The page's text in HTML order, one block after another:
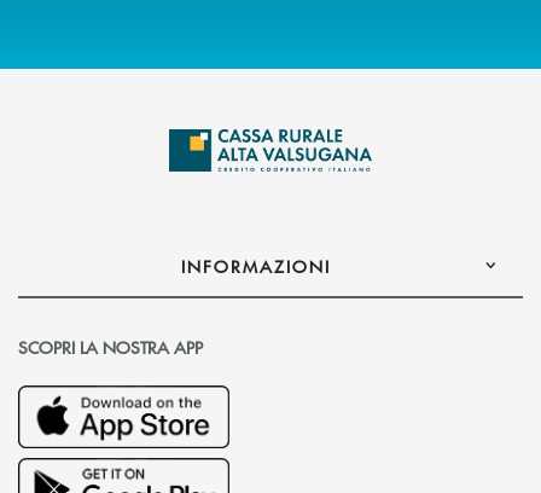
INFORMAZIONI
SCOPRI LA NOSTRA APP